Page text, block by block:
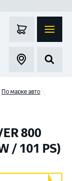
По марке авто
800
/ 101 PS)